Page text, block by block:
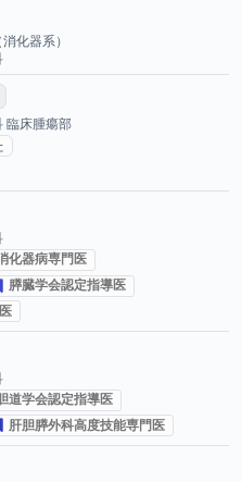
化器系）
ュニケーション・タイプ投票数
臨床腫瘍部
化器病専門医
膵臓学会認定指導医
道学会認定指導医
肝胆膵外科高度技能専門医